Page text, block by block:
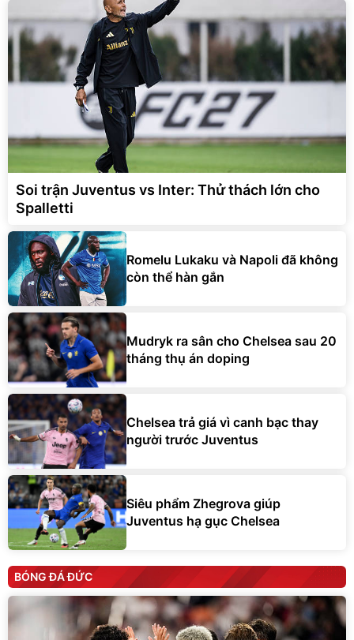
Soi trận Juventus vs Inter: Thử thách lớn cho
Spalletti
Romelu Lukaku và Napoli đã không
còn thể hàn gắn
Mudryk ra sân cho Chelsea sau 20
tháng thụ án doping
Chelsea trả giá vì canh bạc thay
người trước Juventus
Siêu phẩm Zhegrova giúp
Juventus hạ gục Chelsea
BÓNG ĐÁ ĐỨC